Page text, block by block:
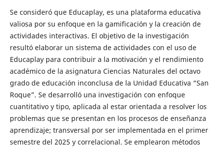
Se consideró que Educaplay, es una plataforma educativa
valiosa por su enfoque en la gamificación y la creación de
actividades interactivas. El objetivo de la investigación
resultó elaborar un sistema de actividades con el uso de
Educaplay para contribuir a la motivación y el rendimiento
académico de la asignatura Ciencias Naturales del octavo
grado de educación inconclusa de la Unidad Educativa “San
Roque”. Se desarrolló una investigación con enfoque
cuantitativo y tipo, aplicada al estar orientada a resolver los
problemas que se presentan en los procesos de enseñanza
aprendizaje; transversal por ser implementada en el primer
semestre del 2025 y correlacional. Se emplearon métodos